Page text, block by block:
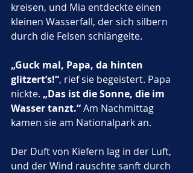
kreisen, und Mia entdeckte einen
kleinen Wasserfall, der sich silbern
durch die Felsen schlängelte.
„Guck mal, Papa, da hinten
glitzert’s!“, rief sie begeistert. Papa
nickte. „Das ist die Sonne, die im
Wasser tanzt.“ Am Nachmittag
kamen sie am Nationalpark an.
Der Duft von Kiefern lag in der Luft,
und der Wind rauschte sanft durch